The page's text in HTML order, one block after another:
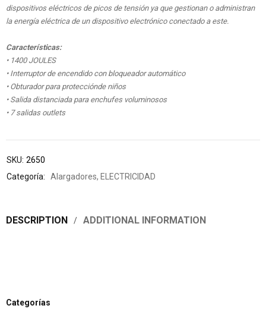
Categorías
dispositivos eléctricos de picos de tensión ya que gestionan o administran
la energía eléctrica de un dispositivo electrónico conectado a este.
Características:
• 1400 JOULES
• Interruptor de encendido con bloqueador automático
• Obturador para protecciónde niños
• Salida distanciada para enchufes voluminosos
• 7 salidas outlets
SKU: 2650
Categoría:
Alargadores, ELECTRICIDAD
DESCRIPTION ADDITIONAL INFORMATION